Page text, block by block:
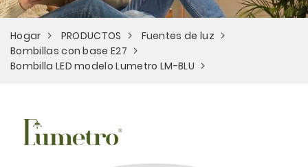
Hogar PRODUCTOS
Fuentes de luz
Bombillas con base E27
Bombilla LED modelo Lumetro LM-BLU